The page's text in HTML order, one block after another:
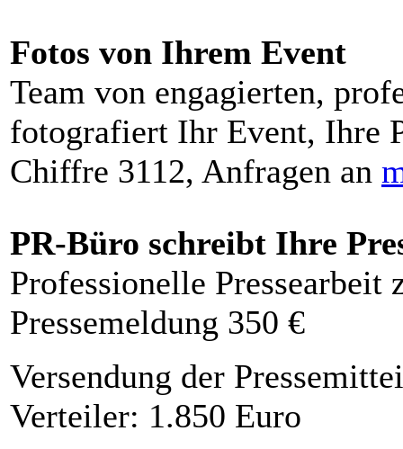
Fotos von Ihrem Event
Team von engagierten,
fotografiert Ihr Event, Ihre
Chiffre 3112, Anfragen an
PR-Büro schreibt Ihre
Professionelle Pressearbeit
Pressemeldung 350 €
Versendung der
Verteiler: 1.850 Euro